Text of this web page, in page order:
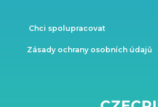
Chci spolupracovat
Zásady ochrany osobních údajů